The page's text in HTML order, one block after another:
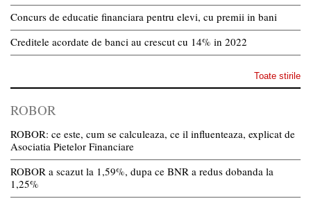
Concurs de educatie financiara pentru elevi, cu premii in bani
Creditele acordate de banci au crescut cu 14% in 2022
Toate stirile
ROBOR
ROBOR: ce este, cum se calculeaza, ce il influenteaza, explicat de
Asociatia Pietelor Financiare
ROBOR a scazut la 1,59%, dupa ce BNR a redus dobanda la
1,25%